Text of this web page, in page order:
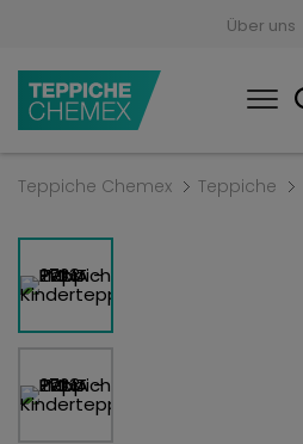
Über uns
Teppiche Chemex Teppiche